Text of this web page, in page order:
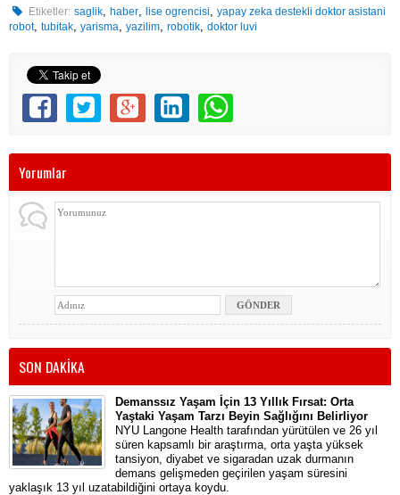
Etiketler: saglik,haber, lise ogrencisi,yapay zeka destekli doktor asistani
robot, tubitak, yarisma, yazilim, robotik, doktor luvi
Yorumlar
SON DAKİKA
Demanssız Yaşam İçin 13 Yıllık Fırsat: Orta
Yaştaki Yaşam Tarzı Beyin Sağlığını Belirliyor
NYU Langone Health tarafından yürütülen ve 26 yıl
süren kapsamlı bir araştırma, orta yaşta yüksek
tansiyon, diyabet ve sigaradan uzak durmanın
demans gelişmeden geçirilen yaşam süresini
yaklaşık 13 yıl uzatabildiğini ortaya koydu.